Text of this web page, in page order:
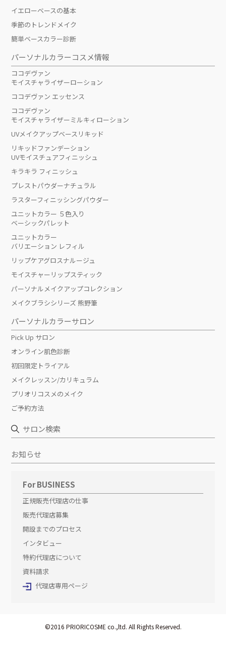
イエローベースの基本
季節のトレンドメイク
簡単ベースカラー診断
パーソナルカラーコスメ情報
ココデヴァン
モイスチャライザーローション
ココデヴァン エッセンス
ココデヴァン
モイスチャライザーミルキィローション
UVメイクアップベースリキッド
リキッドファンデーション
UVモイスチュアフィニッシュ
キラキラ フィニッシュ
プレストパウダーナチュラル
ラスターフィニッシングパウダー
ユニットカラー ５色入り
ベーシックパレット
ユニットカラー
バリエーション レフィル
リップケアグロスナルージュ
モイスチャーリップスティック
パーソナルメイクアップコレクション
メイクブラシシリーズ 熊野筆
パーソナルカラーサロン
Pick Up サロン
オンライン肌色診断
初回限定トライアル
メイクレッスン/カリキュラム
プリオリコスメのメイク
ご予約方法
サロン検索
お知らせ
For BUSINESS
正規販売代理店の仕事
販売代理店募集
開設までのプロセス
インタビュー
特約代理店について
資料請求
代理店専用ページ
©2016 PRIORICOSME co.,ltd. All Rights Reserved.